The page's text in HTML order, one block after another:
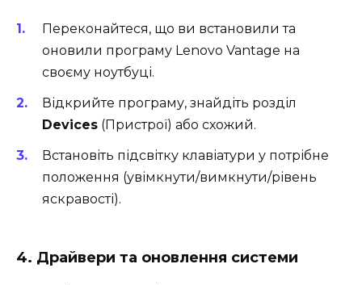
Переконайтеся, що ви встановили та
оновили програму Lenovo Vantage на
своєму ноутбуці.
Відкрийте програму, знайдіть розділ
Devices (Пристрої) або схожий.
Встановіть підсвітку клавіатури у потрібне
положення (увімкнути/вимкнути/рівень
яскравості).
4. Драйвери та оновлення системи